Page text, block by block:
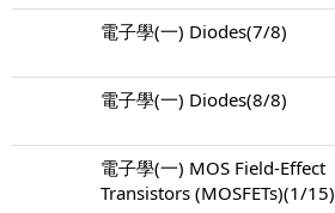
電子學(一) Diodes(7/8)
電子學(一) Diodes(8/8)
電子學(一) MOS Field-Effect
Transistors (MOSFETs)(1/15)